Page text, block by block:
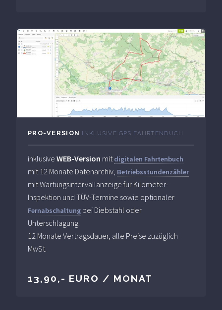
PRO-VERSION INKLUSIVE GPS FAHRTENBUCH
inklusive WEB-Version mit digitalen Fahrtenbuch
mit 12 Monate Datenarchiv, Betriebsstundenzähler
mit Wartungsintervallanzeige für Kilometer-
Inspektion und TÜV-Termine sowie optionaler
Fernabschaltung bei Diebstahl oder
Unterschlagung.
12 Monate Vertragsdauer, alle Preise zuzüglich
MwSt.
13,90,- EURO / MONAT